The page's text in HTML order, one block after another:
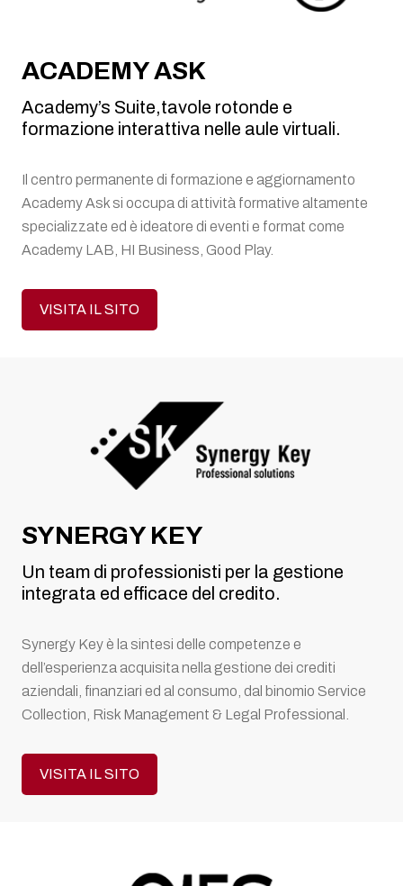
ACADEMY ASK
Academy’s Suite,tavole rotonde e
formazione interattiva nelle aule virtuali.
Il centro permanente di formazione e aggiornamento
Academy Ask si occupa di attività formative altamente
specializzate ed è ideatore di eventi e format come
Academy LAB, HI Business, Good Play.
VISITA IL SITO
SYNERGY KEY
Un team di professionisti per la gestione
integrata ed efficace del credito.
Synergy Key è la sintesi delle competenze e
dell’esperienza acquisita nella gestione dei crediti
aziendali, finanziari ed al consumo, dal binomio Service
Collection, Risk Management & Legal Professional.
VISITA IL SITO